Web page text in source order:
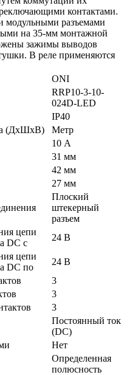
контактами.
модульными разъемами
на 35-мм монтажной
зажимы выводов
В реле применяются
ONI
RRP10-3-10-
024D-LED
IP40
(ДхШхВ)
Метр
10 А
31 мм
42 мм
27 мм
Плоский
штекерный
разъем
цепи
DC с
24 В
цепи
DC по
24 В
3
3
3
Постоянный ток
(DC)
Нет
Определенная
полюсность